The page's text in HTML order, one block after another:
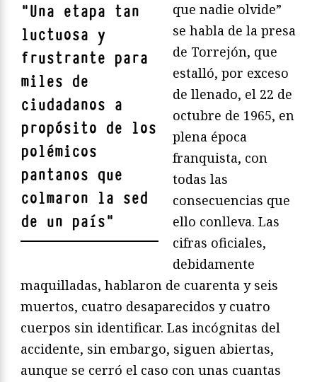
"Una etapa tan
luctuosa y
frustrante para
miles de
ciudadanos a
propósito de los
polémicos
pantanos que
colmaron la sed
de un país"
que nadie olvide”
se habla de la presa
de Torrejón, que
estalló, por exceso
de llenado, el 22 de
octubre de 1965, en
plena época
franquista, con
todas las
consecuencias que
ello conlleva. Las
cifras oficiales,
debidamente
maquilladas, hablaron de cuarenta y seis
muertos, cuatro desaparecidos y cuatro
cuerpos sin identificar. Las incógnitas del
accidente, sin embargo, siguen abiertas,
aunque se cerró el caso con unas cuantas